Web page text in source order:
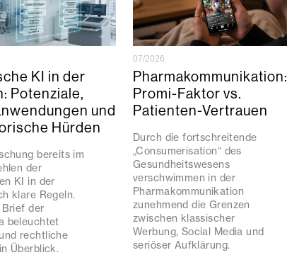
KI in der
Potenziale,
und
Hürden
bereits im
der
KI in der
klare Regeln.
Brief der
beleuchtet
rechtliche
Überblick.
07/2026
Pharmakommunikation:
Promi-Faktor vs.
Patienten-Vertrauen
Durch die fortschreitende
„Consumerisation“ des
Gesundheitswesens
verschwimmen in der
Pharmakommunikation
zunehmend die Grenzen
zwischen klassischer
Werbung, Social Media und
seriöser Aufklärung.